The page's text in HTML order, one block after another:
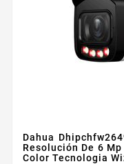
Dahua
Resolución De 6
Color Tecnologia